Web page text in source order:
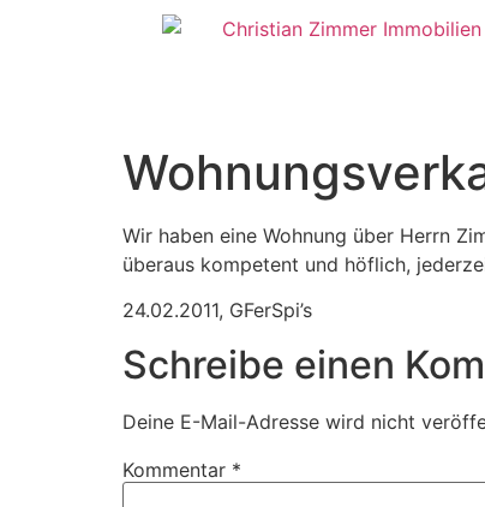
Wir haben eine Wohnung über Herrn
überaus kompetent und höflich,
24.02.2011, GFerSpi’s
Schreibe einen
Deine E-Mail-Adresse wird nicht
Kommentar *